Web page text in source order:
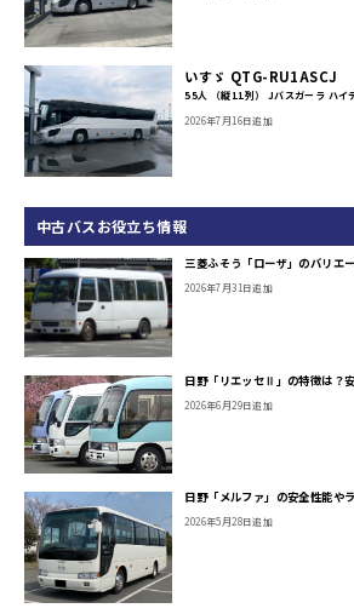
いすゞ QTG-RU1ASCJ
55人 （縦11列） Jバスガーラ ハイ
2026年7月16日追加
中古バスお役立ち情報
三菱ふそう「ローザ」のバリエ
2026年7月31日追加
日野「リエッセⅡ」の特徴は？
2026年6月29日追加
日野「メルファ」の安全性能や
2026年5月28日追加